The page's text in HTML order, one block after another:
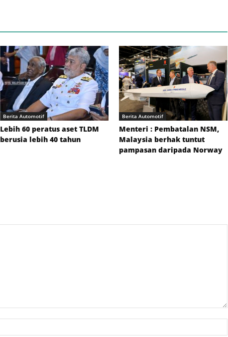
Berita Automotif
Lebih 60 peratus aset TLDM
berusia lebih 40 tahun
Berita Automotif
Menteri : Pembatalan NSM,
Malaysia berhak tuntut
pampasan daripada Norway